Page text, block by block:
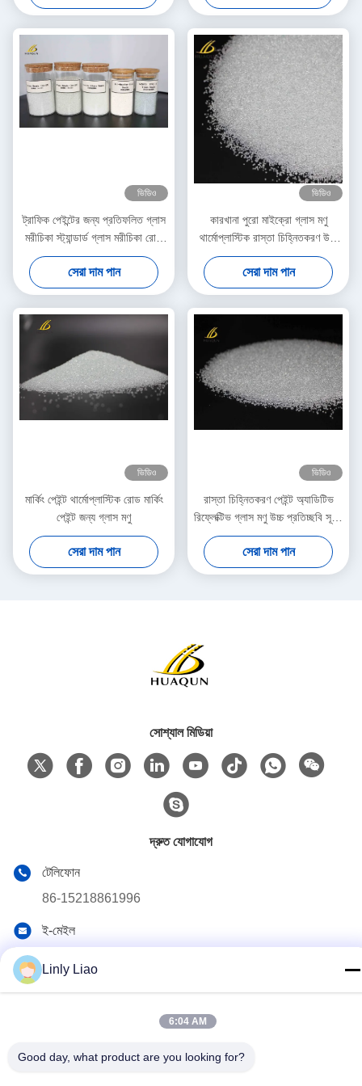
ভিডিও
ট্রাফিক পেইন্টের জন্য প্রতিফলিত গ্লাস
মরীচিকা স্ট্যান্ডার্ড গ্লাস মরীচিকা রোড
পেইন্ট থার্মোপ্লাস্টিক পেইন্ট
সেরা দাম পান
ভিডিও
কারখানা পুরো মাইক্রো গ্লাস মণু
থার্মোপ্লাস্টিক রাস্তা চিহ্নিতকরণ উচ্চ
প্রতিফলিত গ্লাস মণু ব্যবহার
সেরা দাম পান
ভিডিও
মার্কিং পেইন্ট থার্মোপ্লাস্টিক রোড মার্কিং
পেইন্ট জন্য গ্লাস মণু
সেরা দাম পান
ভিডিও
রাস্তা চিহ্নিতকরণ পেইন্ট অ্যাডিটিভ
রিফ্লেক্টিভ গ্লাস মণু উচ্চ প্রতিচ্ছবি সূচক
এবং দীর্ঘমেয়াদী স্থায়িত্ব সঙ্গে
সেরা দাম পান
সোশ্যাল মিডিয়া
দ্রুত যোগাযোগ
টেলিফোন
86-15218861996
ই-মেইল
গোপনীয়তা নীতি |সাইট ম্যাপ
Linly Liao
6:04 AM
Good day, what product are you looking for?